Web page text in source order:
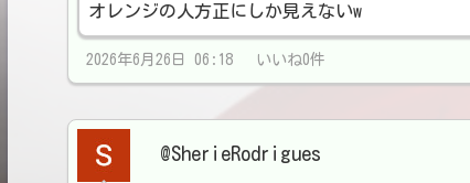
オレンジの人方正にしか見えないw
2026年6月26日 06:18 いいね0件
@SherieRodrigues